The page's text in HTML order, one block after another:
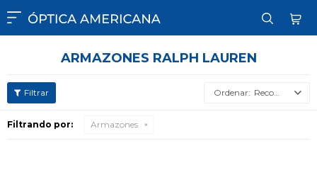

ARMAZONES RALPH LAUREN
Recomendados
Filtrando por: Armazones